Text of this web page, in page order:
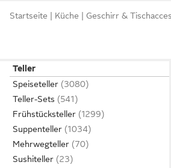
Startseite Küche Geschirr &
Teller
Speiseteller
Teller-Sets
Frühstücksteller
Suppenteller
Mehrwegteller
Sushiteller